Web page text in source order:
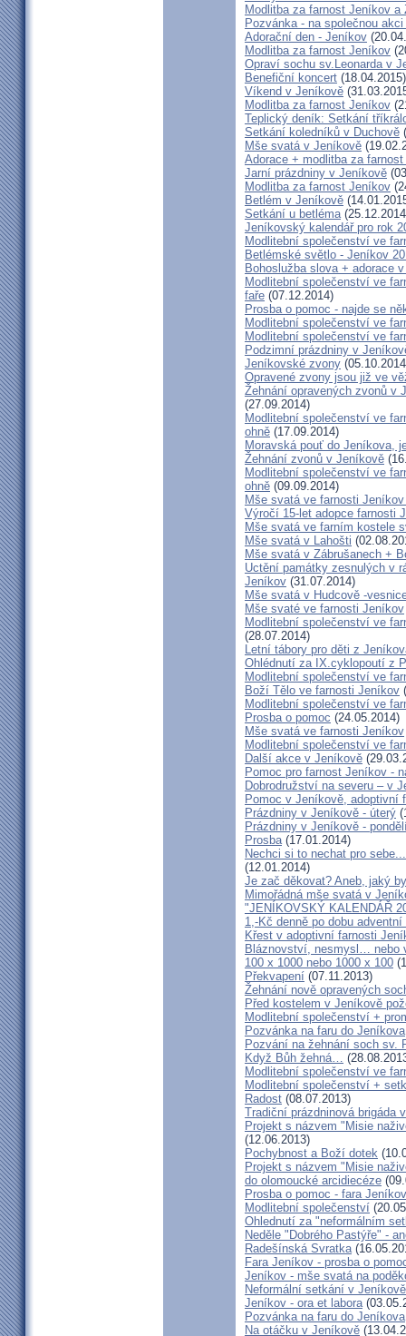
Modlitba za farnost Jeníkov a
Pozvánka - na společnou
Adorační den - Jeníkov
Modlitba za farnost Jeníkov
Opraví sochu sv.Leonarda v
Benefiční koncert (18.04.2015)
Víkend v Jeníkově
Modlitba za farnost Jeníkov
Teplický deník: Setkání
Setkání koledníků v Duchově
Mše svatá v Jeníkově
Adorace + modlitba za
Jarní prázdniny v Jeníkově
Modlitba za farnost Jeníkov
Betlém v Jeníkově
Setkání u betléma
Jeníkovský kalendář pro rok
Modlitební společenství ve
Betlémské světlo - Jeníkov
Bohoslužba slova + adorace
Modlitební společenství ve
faře (07.12.2014)
Prosba o pomoc - najde se
Modlitební společenství ve
Modlitební společenství ve
Podzimní prázdniny v
Jeníkovské zvony
Opravené zvony jsou již ve
Žehnání opravených zvonů v
(27.09.2014)
Modlitební společenství ve
ohně (17.09.2014)
Moravská pouť do Jeníkova,
Žehnání zvonů v Jeníkově
Modlitební společenství ve
ohně (09.09.2014)
Mše svatá ve farnosti
Výročí 15-let adopce farnosti
Mše svatá ve farním kostele
Mše svatá v Lahošti
Mše svatá v Zábrušanech +
Uctění památky zesnulých v
Jeníkov (31.07.2014)
Mše svatá v Hudcově -
Mše svaté ve farnosti Jeníkov
Modlitební společenství ve
(28.07.2014)
Letní tábory pro děti z
Ohlédnutí za IX.cyklopoutí z
Modlitební společenství ve
Boží Tělo ve farnosti Jeníkov
Modlitební společenství ve
Prosba o pomoc (24.05.2014)
Mše svatá ve farnosti Jeníkov
Modlitební společenství ve
Další akce v Jeníkově
Pomoc pro farnost Jeníkov -
Dobrodružství na severu – v
Pomoc v Jeníkově, adoptivní
Prázdniny v Jeníkově - úterý
Prázdniny v Jeníkově -
Prosba(17.01.2014)
Nechci si to nechat pro
(12.01.2014)
Je zač děkovat? Aneb, jaký
Mimořádná mše svatá v
"JENÍKOVSKÝ KALENDÁŘ
1,-Kč denně po dobu
Křest v adoptivní farnosti
Bláznovství, nesmysl… nebo
100 x 1000 nebo 1000 x 100
Překvapení (07.11.2013)
Žehnání nově opravených
Před kostelem v Jeníkově
Modlitební společenství +
Pozvánka na faru do Jeníkova
Pozvání na žehnání soch sv.
Když Bůh žehná…
Modlitební společenství ve
Modlitební společenství +
Radost (08.07.2013)
Tradiční prázdninová brigáda
Projekt s názvem "Misie
(12.06.2013)
Pochybnost a Boží dotek
Projekt s názvem "Misie
do olomoucké arcidiecéze
Prosba o pomoc - fara Jeníkov
Modlitební společenství
Ohlednutí za "neformálním
Neděle "Dobrého Pastýře" -
Radešínská Svratka
Fara Jeníkov - prosba o
Jeníkov - mše svatá na
Neformální setkání v
Jeníkov - ora et labora
Pozvánka na faru do Jeníkova
Na otáčku v Jeníkově